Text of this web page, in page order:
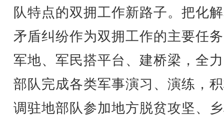
队特点的双拥工作新路子。把化
矛盾纠纷作为双拥工作的主要任
军地、军民搭平台、建桥梁，全
部队完成各类军事演习、演练，
调驻地部队参加地方脱贫攻坚、